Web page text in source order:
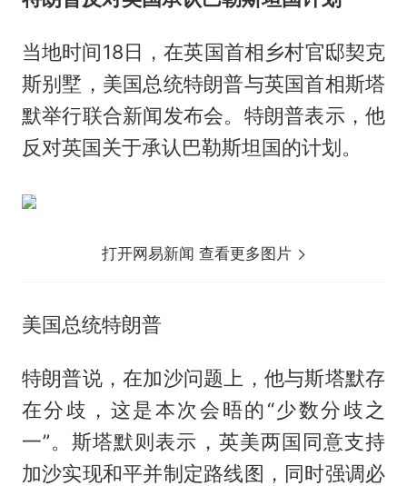
当地时间18日，在英国首相乡村官邸契克
斯别墅，美国总统特朗普与英国首相斯塔
默举行联合新闻发布会。特朗普表示，他
反对英国关于承认巴勒斯坦国的计划。
打开网易新闻 查看更多图片
美国总统特朗普
特朗普说，在加沙问题上，他与斯塔默存
在分歧，这是本次会晤的“少数分歧之
一”。斯塔默则表示，英美两国同意支持
加沙实现和平并制定路线图，同时强调必